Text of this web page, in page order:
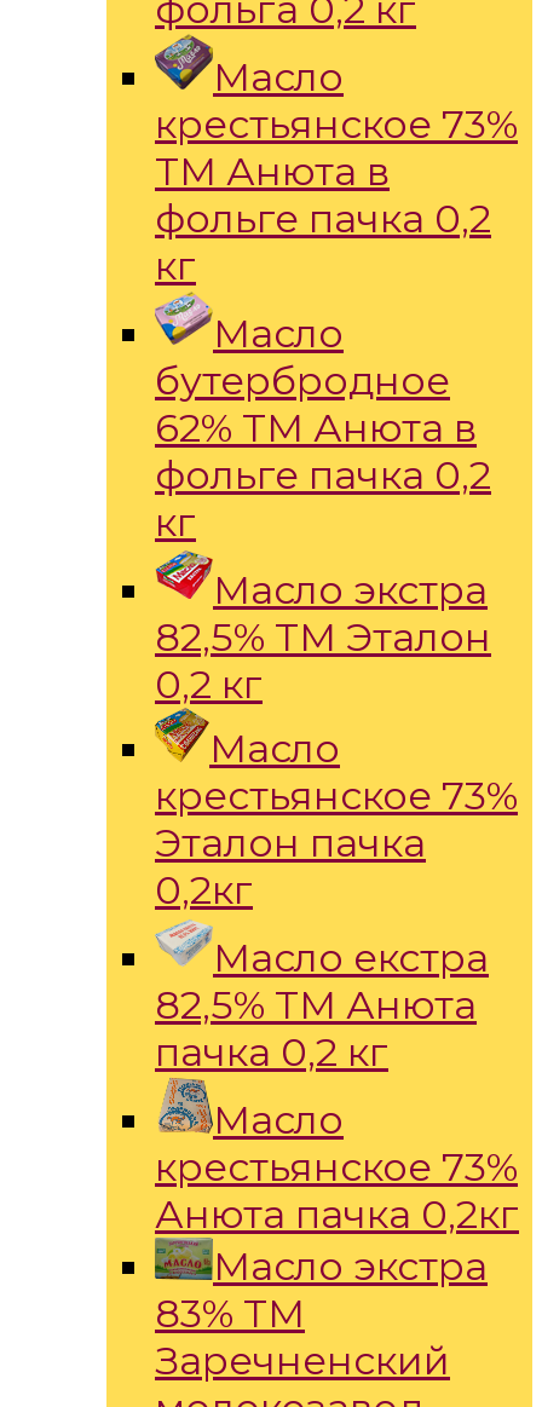
Масло
крестьянское 73%
ТМ Анюта в
фольге пачка 0,2
кг
Масло
бутербродное
62% ТМ Анюта в
фольге пачка 0,2
кг
Масло экстра
82,5% ТМ Эталон
0,2 кг
Масло
крестьянское 73%
Эталон пачка
0,2кг
Масло екстра
82,5% ТМ Анюта
пачка 0,2 кг
Масло
крестьянское 73%
Анюта пачка 0,2кг
Масло экстра
83% ТМ
Заречненский